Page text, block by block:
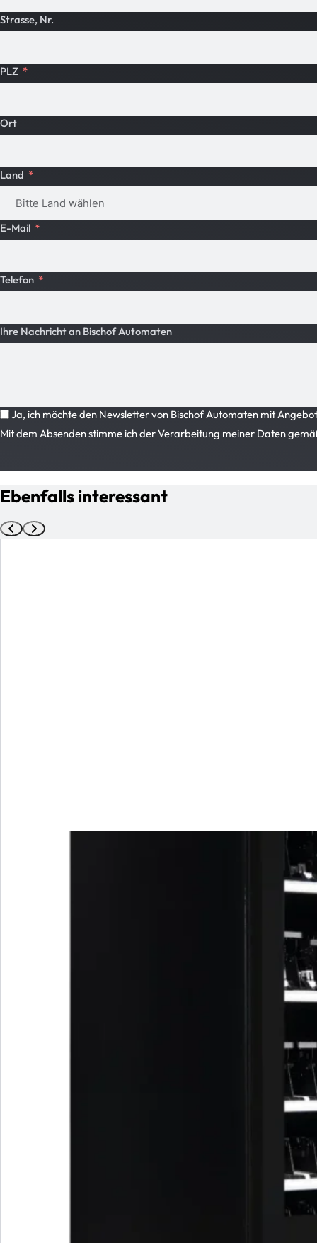
Strasse, Nr.
PLZ
Ort
Land
E-Mail
Telefon
Ihre Nachricht an Bischof Automaten
Ja, ich möchte den Newsletter von Bischof Automaten mit
Mit dem Absenden stimme ich der Verarbeitung meiner Daten
Ebenfalls interessant